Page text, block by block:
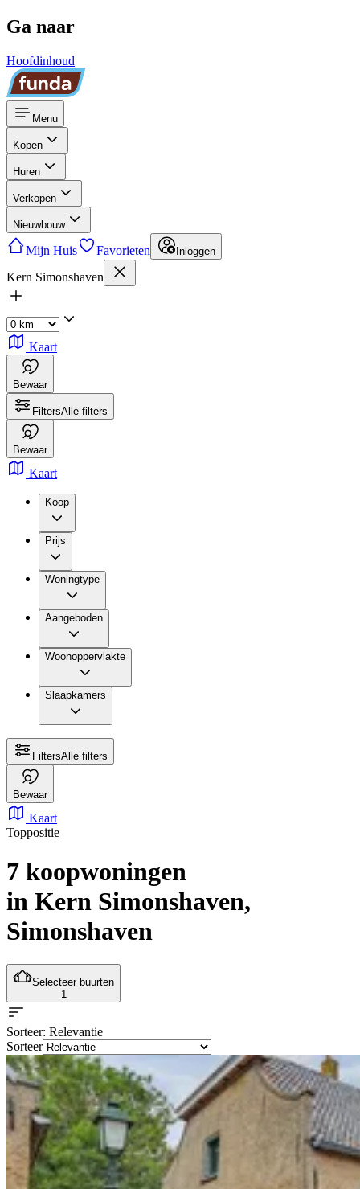
Ga naar
Hoofdinhoud
Menu
Kopen
Huren
Verkopen
Nieuwbouw
Mijn Huis Favorieten Inloggen
Kern Simonshaven
Kaart
Bewaar
FiltersAlle filters
Bewaar
Kaart
Koop
Prijs
Woningtype
Aangeboden
Woonoppervlakte
Slaapkamers
FiltersAlle filters
Bewaar
Kaart
Toppositie
7 koopwoningen
in Kern Simonshaven,
Simonshaven
Selecteer buurten
1
Sorteer: Relevantie
Sorteer